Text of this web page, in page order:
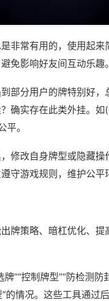
非常有用的，使用起来
免影响好友间互动乐趣。
部分用户的牌特别好，
确实存在此类外挂。
。
修改自身牌型或隐藏操
守游戏规则，维护公平
牌策略、暗杠优化、
”“控制牌型”“防检测防
的情况。这些工具通过